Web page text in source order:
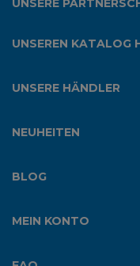
UNSERE
UNSEREN KATALOG
UNSERE HÄNDLER
NEUHEITEN
BLOG
MEIN KONTO